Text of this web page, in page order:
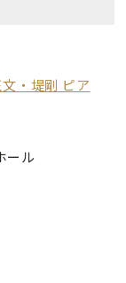
・堤剛 ピア
ール